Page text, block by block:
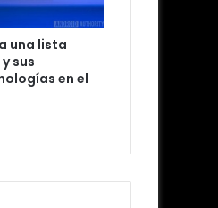
una lista
sus
en el